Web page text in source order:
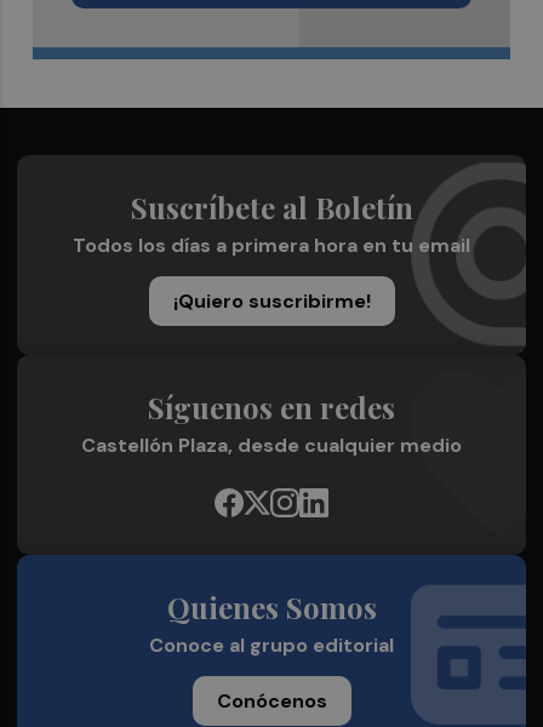
Suscríbete al Boletín
Todos los días a primera hora en tu email
¡Quiero suscribirme!
Síguenos en redes
Castellón Plaza, desde cualquier medio
Quienes Somos
Conoce al grupo editorial
Conócenos